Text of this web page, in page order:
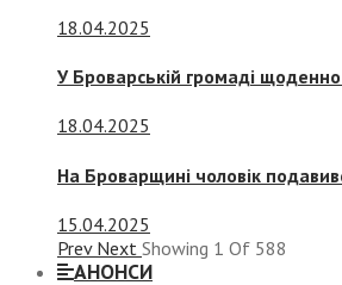
18.04.2025
У Броварській громаді
18.04.2025
На Броварщині чоловік
15.04.2025
Prev Next Showing 1 Of 588
АНОНСИ